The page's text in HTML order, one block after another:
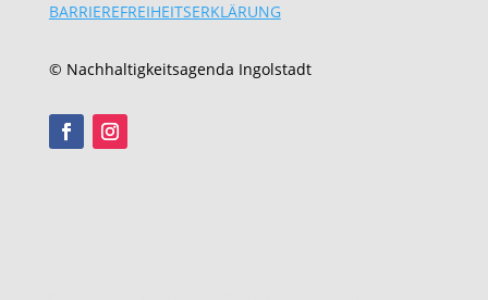
BARRIEREFREIHEITSERKLÄRUNG
© Nachhaltigkeitsagenda Ingolstadt